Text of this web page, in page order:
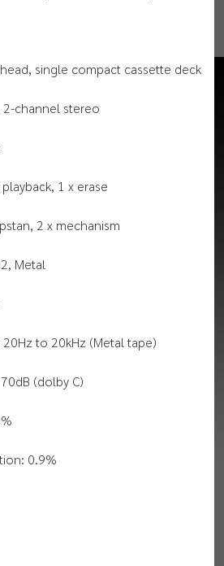
single compact cassette deck
2-channel stereo
1 x erase
2 x mechanism
Metal
to 20kHz (Metal tape)
(dolby C)
0.9%